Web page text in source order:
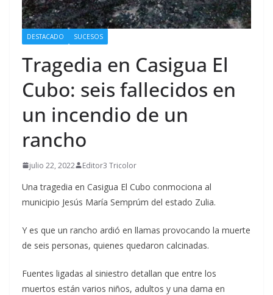
DESTACADO SUCESOS
Tragedia en Casigua El
Cubo: seis fallecidos en
un incendio de un
rancho
julio 22, 2022 Editor3 Tricolor
Una tragedia en Casigua El Cubo conmociona al
municipio Jesús María Semprúm del estado Zulia.
Y es que un rancho ardió en llamas provocando la muerte
de seis personas, quienes quedaron calcinadas.
Fuentes ligadas al siniestro detallan que entre los
muertos están varios niños, adultos y una dama en